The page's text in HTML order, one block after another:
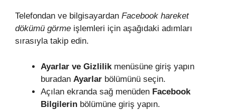
Telefondan ve bilgisayardan Facebook hareket
dökümü görme işlemleri için aşağıdaki adımları
sırasıyla takip edin.
Ayarlar ve Gizlilik menüsüne giriş yapın
buradan Ayarlar bölümünü seçin.
Açılan ekranda sağ menüden Facebook
Bilgilerin bölümüne giriş yapın.